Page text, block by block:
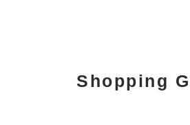
Shopping